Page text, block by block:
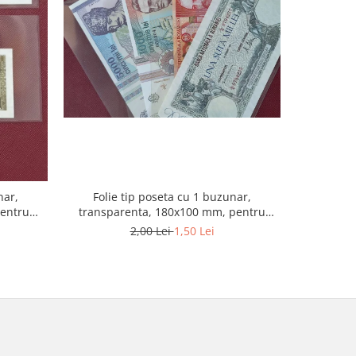
Folie tip poseta cu 1 buzunar,
transparenta, 180x100 mm, pentru
bancnote
2,00 Lei1,50 Lei